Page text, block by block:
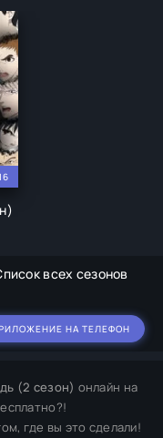
всех сезонов
НА ТЕЛЕФОН
(2 сезон) онлайн на
где вы это сделали!